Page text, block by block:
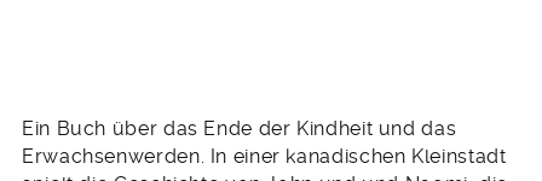
Ein Buch über das Ende der Kindheit und das
Erwachsenwerden. In einer kanadischen Kleinstadt